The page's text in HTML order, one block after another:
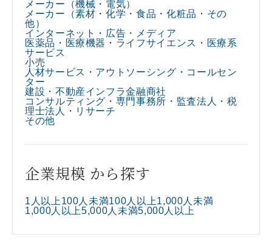
メーカー（機械・電気）
メーカー（素材・化学・食品・化粧品・その
他）​
インターネット・広告・メディア​
医薬品・医療機器・ライフサイエンス・医療系
サービス​
小売​
人材サービス・アウトソーシング・コールセン
ター​
建設・不動産インフラ金融商社
コンサルティング・専門事務所・監査法人・税
理士法人・リサーチ​
その他
企業規模 から探す
1人以上100人未満100人以上1,000人未満
1,000人以上5,000人未満5,000人以上